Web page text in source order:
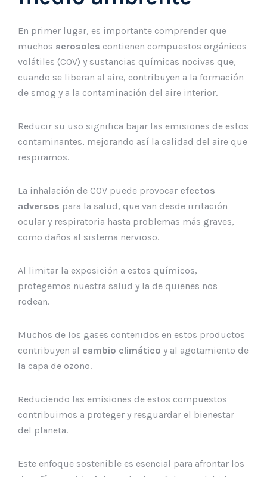
En primer lugar, es importante comprender que
muchos aerosoles contienen compuestos orgánicos
volátiles (COV) y sustancias químicas nocivas que,
cuando se liberan al aire, contribuyen a la formación
de smog y a la contaminación del aire interior.
Reducir su uso significa bajar las emisiones de estos
contaminantes, mejorando así la calidad del aire que
respiramos.
La inhalación de COV puede provocar efectos
adversos para la salud, que van desde irritación
ocular y respiratoria hasta problemas más graves,
como daños al sistema nervioso.
Al limitar la exposición a estos químicos,
protegemos nuestra salud y la de quienes nos
rodean.
Muchos de los gases contenidos en estos productos
contribuyen al cambio climático y al agotamiento de
la capa de ozono.
Reduciendo las emisiones de estos compuestos
contribuimos a proteger y resguardar el bienestar
del planeta.
Este enfoque sostenible es esencial para afrontar los